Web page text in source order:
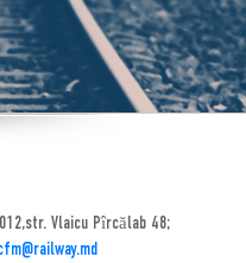
Vlaicu Pîrcălab 48;